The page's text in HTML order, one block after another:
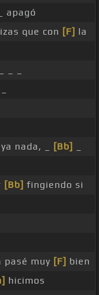
_ apagó
que con [F] la
_ _
nada, _ [Bb]
[Bb] fingiendo si
pasé muy [F] bien
hicimos